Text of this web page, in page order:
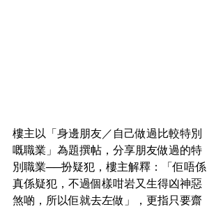
樓主以「身邊朋友／自己做過比較特別
嘅職業」為題撰帖，分享朋友做過的特
別職業──扮疑犯，樓主解釋：「佢唔係
真係疑犯，不過個樣咁岩又生得凶神惡
煞啲，所以佢就去左做」，更指只要齋